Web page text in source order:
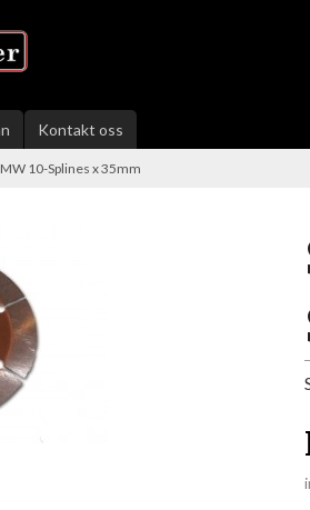
Kontakt oss
10-Splines x 35mm